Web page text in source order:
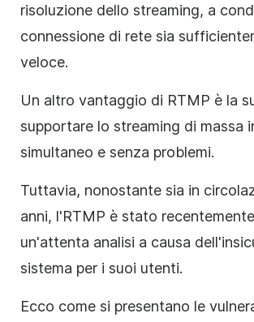
risoluzione dello streaming, a
connessione di rete sia
veloce.
Un altro vantaggio di RTMP è la
supportare lo streaming di massa
simultaneo e senza problemi.
Tuttavia, nonostante sia in
anni, l'RTMP è stato
un'attenta analisi a causa
sistema per i suoi utenti.
Ecco come si presentano le